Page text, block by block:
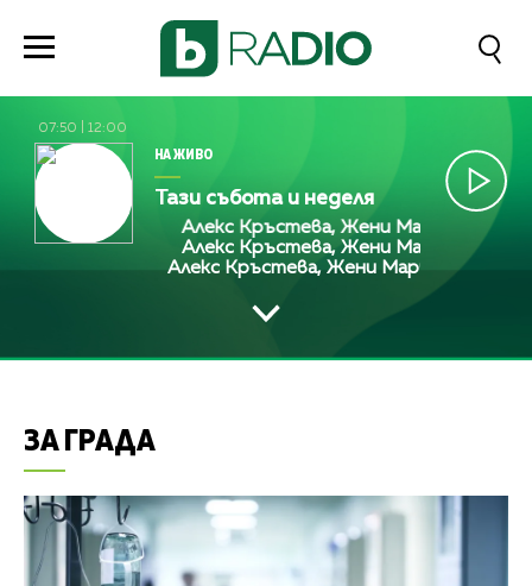
07:50 12:00
НА ЖИВО
Тази събота и неделя
Алекс Кръстева, Жени Марчева и
Алекс Кръстева, Жени Марчева и
Алекс Кръстева, Жени Марчева и Диана
ЗА ГРАДА